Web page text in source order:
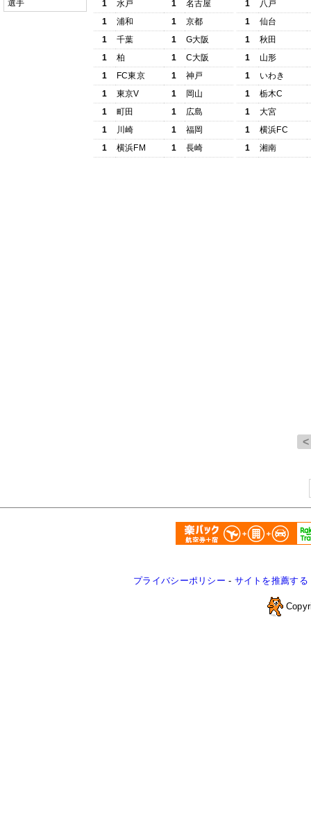
選手
1
水戸 1
名古屋
1
浦和 1
京都
1
千葉 1
G大阪
1
柏 1
C大阪
1
FC東京 1
神戸
1
東京V 1
岡山
1
町田 1
広島
1
川崎 1
福岡
1
横浜FM 1 長崎
1
八戸
1
仙台
1
秋田
1
山形
1
いわき
1
栃木C
1
大宮
1
横浜FC
1
湘南
プライバシーポリシー - サイトを推薦する